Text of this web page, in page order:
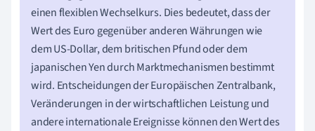
einen flexiblen Wechselkurs. Dies bedeutet, dass der
Wert des Euro gegenüber anderen Währungen wie
dem US-Dollar, dem britischen Pfund oder dem
japanischen Yen durch Marktmechanismen bestimmt
wird. Entscheidungen der Europäischen Zentralbank,
Veränderungen in der wirtschaftlichen Leistung und
andere internationale Ereignisse können den Wert des